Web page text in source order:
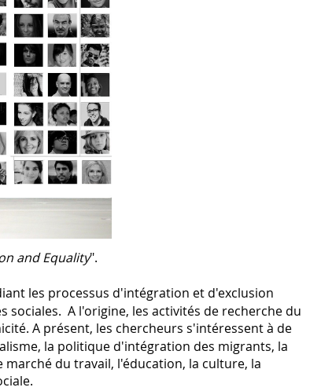
and Equality".
les processus d'intégration et d'exclusion
sociales. A l'origine, les activités de recherche du
A présent, les chercheurs s'intéressent à de
la politique d'intégration des migrants, la
du travail, l'éducation, la culture, la